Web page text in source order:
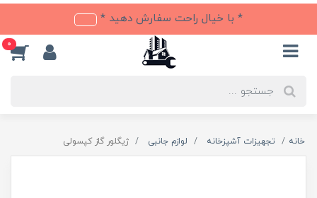
* با خیال راحت سفارش دهید *
0
خانه تجهیزات آشپزخانه لوازم جانبی ژیگلور گاز کپسولی